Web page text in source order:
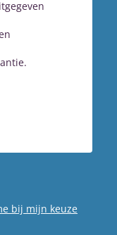
bij mijn keuze